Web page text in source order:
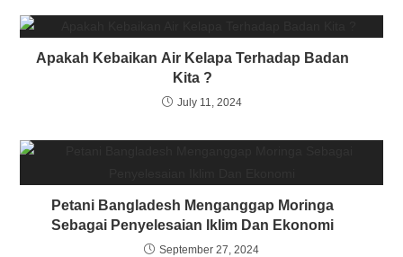
Apakah Kebaikan Air Kelapa Terhadap Badan
Kita ?
July 11, 2024
Petani Bangladesh Menganggap Moringa
Sebagai Penyelesaian Iklim Dan Ekonomi
September 27, 2024